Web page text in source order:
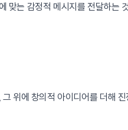
맞는 감정적 메시지를 전달하는
위에 창의적 아이디어를 더해